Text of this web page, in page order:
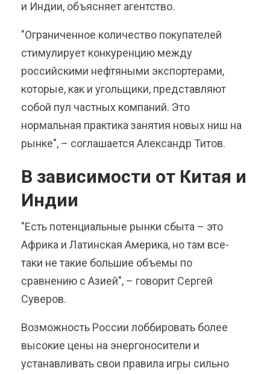
и Индии, объясняет агентство.
"Ограниченное количество покупателей
стимулирует конкуренцию между
российскими нефтяными экспортерами,
которые, как и угольщики, представляют
собой пул частных компаний. Это
нормальная практика занятия новых ниш на
рынке", – соглашается Александр Титов.
В зависимости от Китая и
Индии
"Есть потенциальные рынки сбыта – это
Африка и Латинская Америка, но там все-
таки не такие большие объемы по
сравнению с Азией", – говорит Сергей
Суверов.
Возможность России лоббировать более
высокие цены на энергоносители и
устанавливать свои правила игры сильно